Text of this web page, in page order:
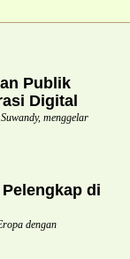
Publik
Digital
menggelar
di
dengan